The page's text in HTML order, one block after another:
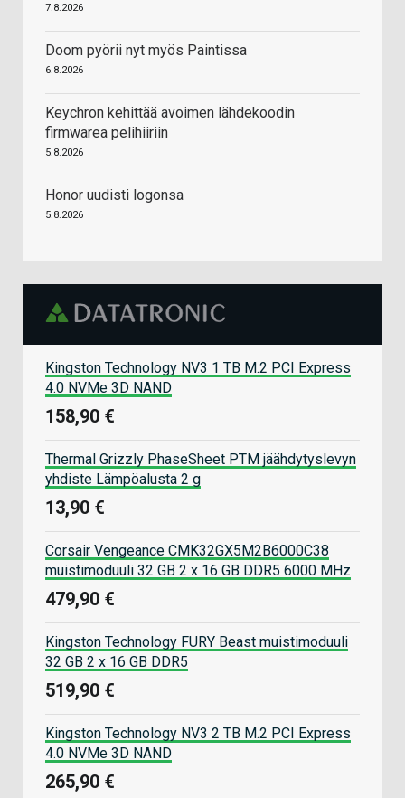
7.8.2026
Doom pyörii nyt myös Paintissa
6.8.2026
Keychron kehittää avoimen lähdekoodin
firmwarea pelihiiriin
5.8.2026
Honor uudisti logonsa
5.8.2026
Kingston Technology NV3 1 TB M.2 PCI Express
4.0 NVMe 3D NAND
158,90 €
Thermal Grizzly PhaseSheet PTM jäähdytyslevyn
yhdiste Lämpöalusta 2 g
13,90 €
Corsair Vengeance CMK32GX5M2B6000C38
muistimoduuli 32 GB 2 x 16 GB DDR5 6000 MHz
479,90 €
Kingston Technology FURY Beast muistimoduuli
32 GB 2 x 16 GB DDR5
519,90 €
Kingston Technology NV3 2 TB M.2 PCI Express
4.0 NVMe 3D NAND
265,90 €